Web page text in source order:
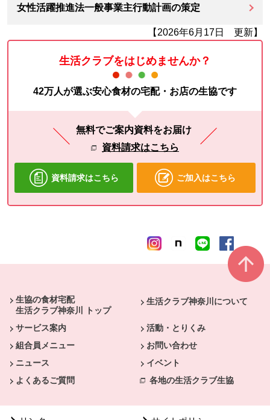
女性活躍推進法一般事業主行動計画の策定
【2026年6月17日 更新】
生活クラブをはじめませんか？
42万人が選ぶ安心食材の宅配・お店の生協です
無料でご案内資料をお届け
資料請求はこちら
資料請求はこちら ご加入はこちら
生協の食材宅配
生活クラブ神奈川 トップ
生活クラブ神奈川について
サービス案内
活動・とりくみ
組合員メニュー
お問い合わせ
ニュース
イベント
よくあるご質問
各地の生活クラブ生協